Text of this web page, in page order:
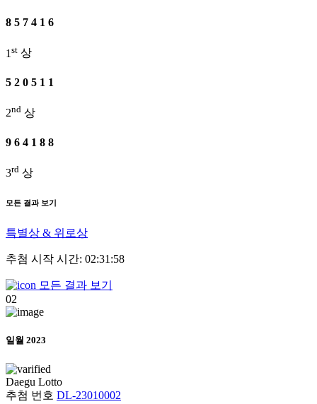
8 5 7 4 1 6
1 st 상
5 2 0 5 1 1
2nd 상
9 6 4 1 8 8
3rd 상
모든 결과 보기
특별상 & 위로상
추첨 시작 시간: 02:31:58
모든 결과 보기
02
일월 2023
Daegu Lotto
추첨 번호 DL-23010002